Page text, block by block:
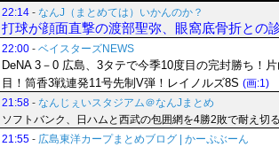
22:14 - なんJ（まとめては）いかんのか？
打球が顔面直撃の渡部聖弥、眼窩底骨折との
22:00 - ベイスターズNEWS
DeNA 3－0 広島、3タテで今季10度目の完封勝ち！
目！筒香3戦連発11号先制V弾！レイノルズ8S (画:1)
21:58 - なんじぇいスタジアム＠なんJまとめ
ソフトバンク、日ハムと西武の包囲網を4勝2敗で耐え切る
21:55 - 広島東洋カープまとめブログ | かーぷぶーん